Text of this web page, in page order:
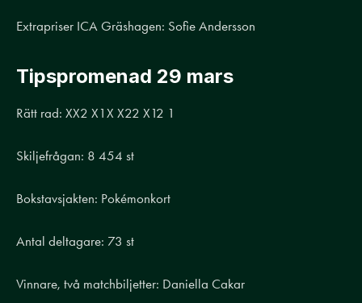
Extrapriser ICA Gräshagen: Sofie Andersson
Tipspromenad 29 mars
Rätt rad: XX2 X1X X22 X12 1
Skiljefrågan: 8 454 st
Bokstavsjakten: Pokémonkort
Antal deltagare: 73 st
Vinnare, två matchbiljetter: Daniella Cakar